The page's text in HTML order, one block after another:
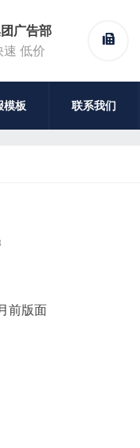
广告部
速 低价
模板 联系我们
前版面